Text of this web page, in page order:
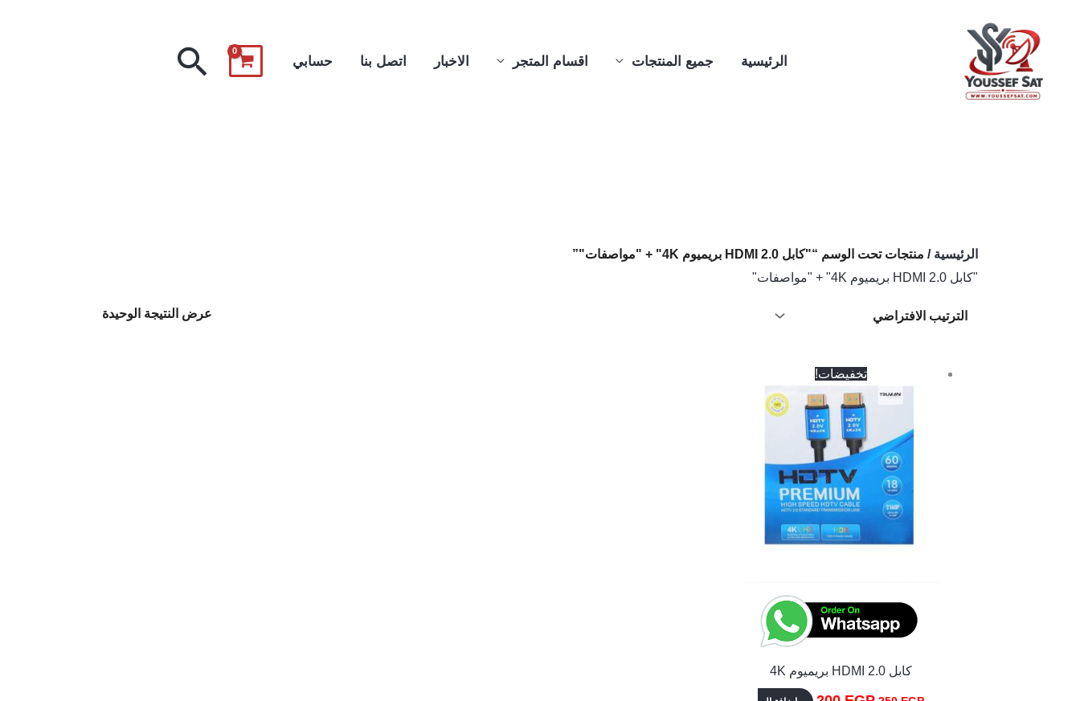
الرئيسية جميع المنتجات اقسام المتجر الاخبار اتصل بنا حسابي البحث
الرئيسية / منتجات تحت الوسم “"كابل HDMI 2.0 بريميوم 4K" + "مواصفات"”
"كابل HDMI 2.0 بريميوم 4K" + "مواصفات"
عرض النتيجة الوحيدة
تخفيضات!
كابل HDMI 2.0 بريميوم 4K
السعر
الأصلي
هو:
250 EGP.
السعر
الحالي
هو:
200 EGP.